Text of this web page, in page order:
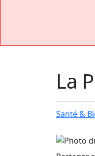
La
Santé &